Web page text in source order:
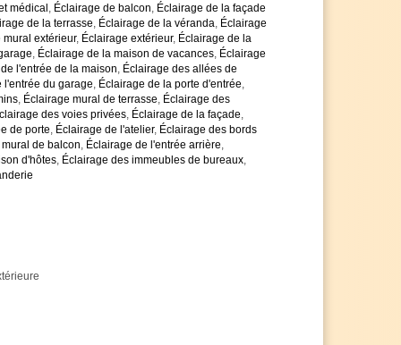
80 IRC
des couleurs dans toute sa naturalité
longue de 30.000 heures
de 5 ans, au lieu des 2 ans habituels
pas à nous contacter
de quantité si vous achetez plus d'articles
avec impatience
médical , Éclairage de balcon, Éclairage de la façade
de la terrasse, Éclairage de la véranda, Éclairage
mural extérieur, Éclairage extérieur, Éclairage de la
, Éclairage de la maison de vacances, Éclairage
l'entrée de la maison, Éclairage des allées de
l'entrée du garage, Éclairage de la porte d'entrée,
, Éclairage mural de terrasse, Éclairage des
des voies privées, Éclairage de la façade,
de porte, Éclairage de l'atelier, Éclairage des bords
de balcon, Éclairage de l'entrée arrière,
d'hôtes, Éclairage des immeubles de bureaux,